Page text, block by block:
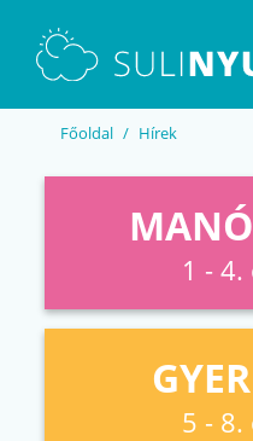
Főoldal Hírek
1 -
5 - 8.